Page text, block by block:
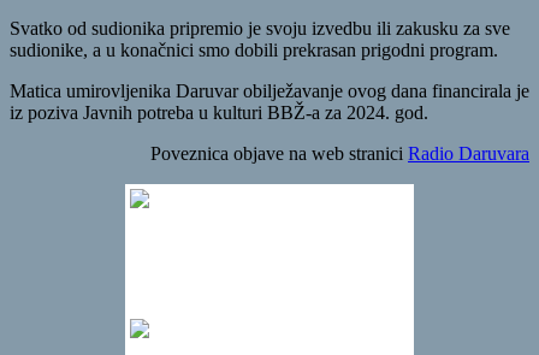
Svatko od sudionika pripremio je svoju izvedbu ili zakusku za sve
sudionike, a u konačnici smo dobili prekrasan prigodni program.
Matica umirovljenika Daruvar obilježavanje ovog dana financirala je
iz poziva Javnih potreba u kulturi BBŽ-a za 2024. god.
Poveznica objave na web stranici Radio Daruvara